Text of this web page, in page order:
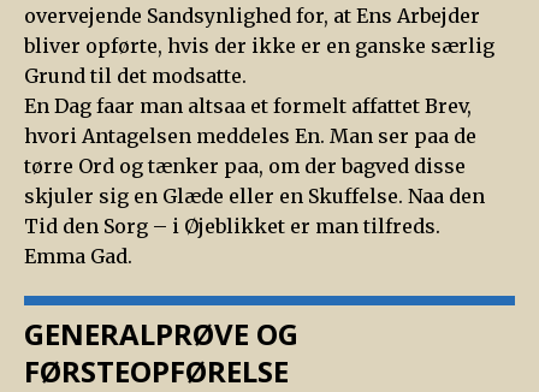
overvejende Sandsynlighed for, at Ens Arbejder
bliver opførte, hvis der ikke er en ganske særlig
Grund til det modsatte.
En Dag faar man altsaa et formelt affattet Brev,
hvori Antagelsen meddeles En. Man ser paa de
tørre Ord og tænker paa, om der bagved disse
skjuler sig en Glæde eller en Skuffelse. Naa den
Tid den Sorg – i Øjeblikket er man tilfreds.
Emma Gad.
GENERALPRØVE OG
FØRSTEOPFØRELSE